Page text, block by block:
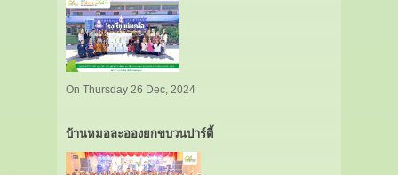
On Thursday 26 Dec, 2024
บ้านหมอละอองยกขบวนปาร์ตี้